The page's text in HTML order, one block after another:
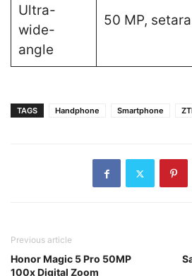
Ultra-
wide-
angle
50 MP,
TAGS Handphone Smartphone
Previous article
Honor Magic 5 Pro 50MP
100x Digital Zoom